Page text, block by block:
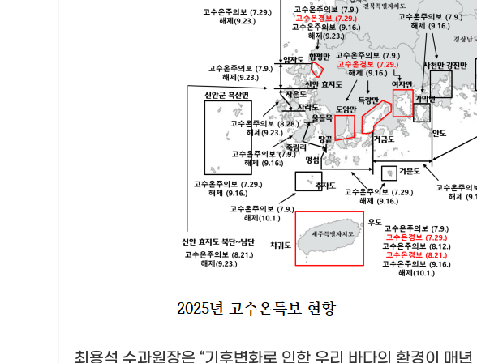
최용석 수과원장은 “기후변화로 인한 우리 바다의 환경이 매년